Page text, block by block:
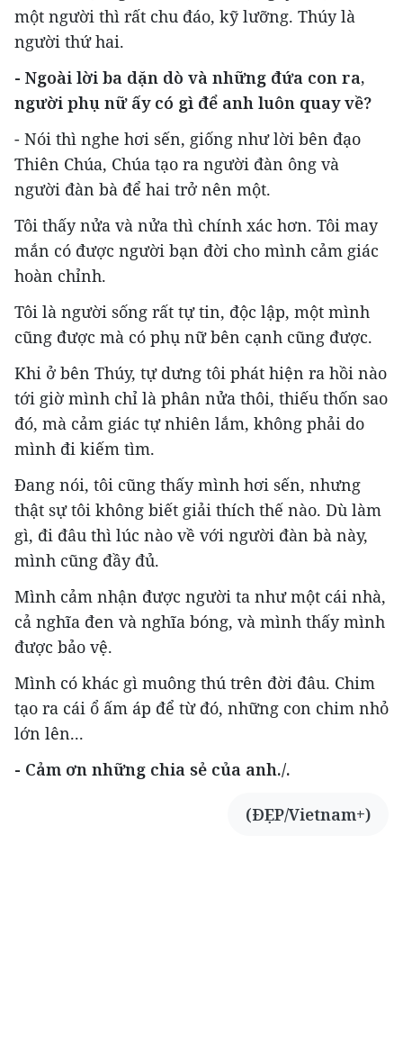
một người thì rất chu đáo, kỹ lưỡng. Thúy là
người thứ hai.
- Ngoài lời ba dặn dò và những đứa con ra,
người phụ nữ ấy có gì để anh luôn quay về?
- Nói thì nghe hơi sến, giống như lời bên đạo
Thiên Chúa, Chúa tạo ra người đàn ông và
người đàn bà để hai trở nên một.
Tôi thấy nửa và nửa thì chính xác hơn. Tôi may
mắn có được người bạn đời cho mình cảm giác
hoàn chỉnh.
Tôi là người sống rất tự tin, độc lập, một mình
cũng được mà có phụ nữ bên cạnh cũng được.
Khi ở bên Thúy, tự dưng tôi phát hiện ra hồi nào
tới giờ mình chỉ là phân nửa thôi, thiếu thốn sao
đó, mà cảm giác tự nhiên lắm, không phải do
mình đi kiếm tìm.
Đang nói, tôi cũng thấy mình hơi sến, nhưng
thật sự tôi không biết giải thích thế nào. Dù làm
gì, đi đâu thì lúc nào về với người đàn bà này,
mình cũng đầy đủ.
Mình cảm nhận được người ta như một cái nhà,
cả nghĩa đen và nghĩa bóng, và mình thấy mình
được bảo vệ.
Mình có khác gì muông thú trên đời đâu. Chim
tạo ra cái ổ ấm áp để từ đó, những con chim nhỏ
lớn lên...
- Cảm ơn những chia sẻ của anh./.
(ĐẸP/Vietnam+)